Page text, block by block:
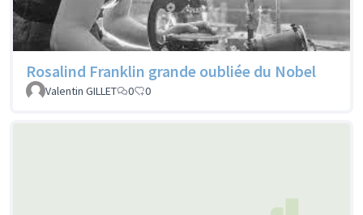
Rosalind Franklin grande oubliée du Nobel
Valentin GILLET 0 0